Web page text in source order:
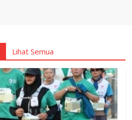
Lihat Semua